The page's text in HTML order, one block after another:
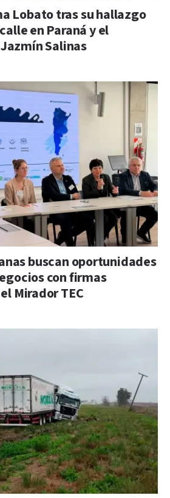
Lobato tras su hallazgo
en Paraná y el
Salinas
buscan oportunidades
con firmas
Mirador TEC